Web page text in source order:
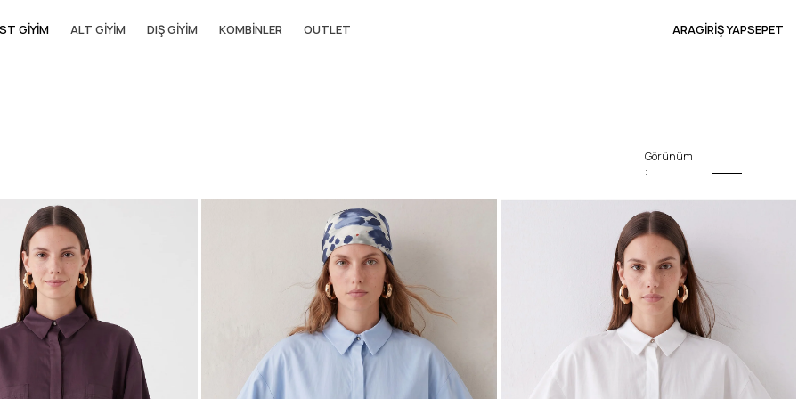
GIYIM ALT GIYIM DIŞ GIYIM KOMBINLER OUTLET ARAGİRİŞ YAPSEPET
Görünüm
: